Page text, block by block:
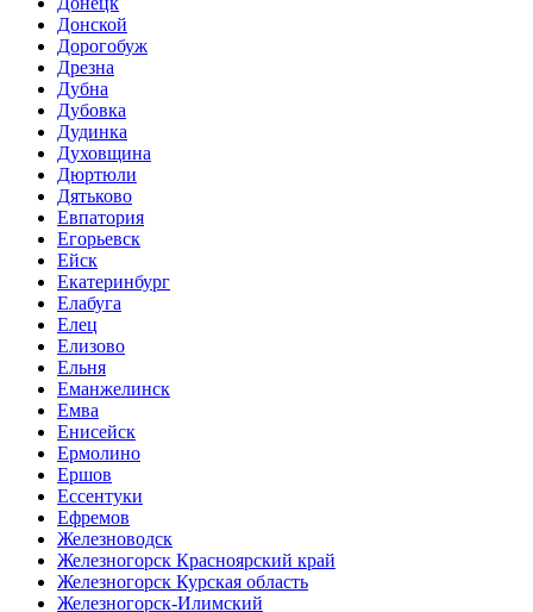
Донской
Дорогобуж
Дрезна
Дубна
Дубовка
Дудинка
Духовщина
Дюртюли
Дятьково
Евпатория
Егорьевск
Ейск
Екатеринбург
Елабуга
Елец
Елизово
Ельня
Еманжелинск
Емва
Енисейск
Ермолино
Ершов
Ессентуки
Ефремов
Железноводск
Железногорск Красноярский край
Железногорск Курская область
Железногорск-Илимский